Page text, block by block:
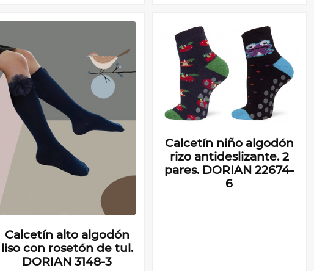
Calcetín alto algodón
liso con rosetón de tul.
DORIAN 3148-3
Calcetín niño algodón
rizo antideslizante. 2
pares. DORIAN 22674-
6